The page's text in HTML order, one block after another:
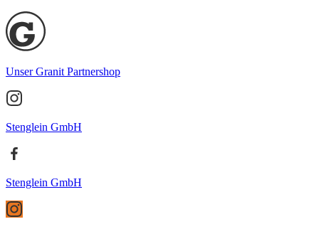
Unser Granit Partnershop
Stenglein GmbH
Stenglein GmbH